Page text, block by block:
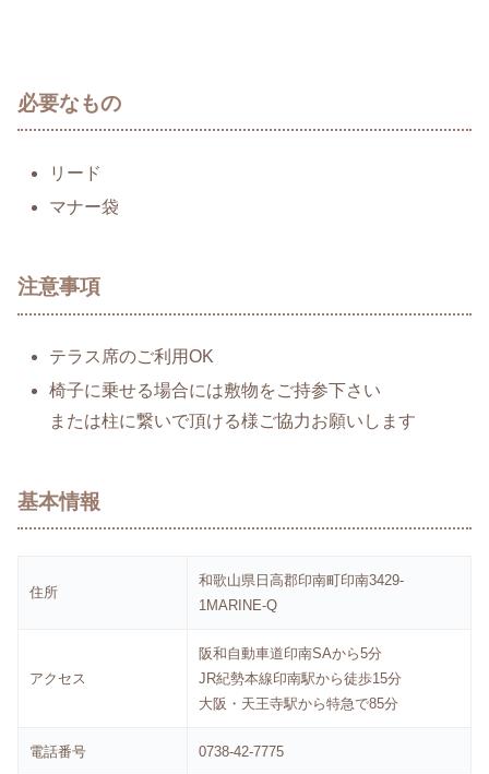
必要なもの
リード
マナー袋
注意事項
テラス席のご利用OK
椅子に乗せる場合には敷物をご持参下さい
または柱に繋いで頂ける様ご協力お願いします
基本情報
住所
和歌山県日高郡印南町印南3429-
1MARINE-Q
アクセス
阪和自動車道印南SAから5分
JR紀勢本線印南駅から徒歩15分
大阪・天王寺駅から特急で85分
電話番号 0738-42-7775